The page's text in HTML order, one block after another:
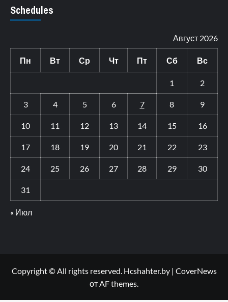
Schedules
Август 2026
Пн Вт Ср Чт Пт Сб Вс
1 2
3 4 5 6 7 8 9
10 11 12 13 14 15 16
17 18 19 20 21 22 23
24 25 26 27 28 29 30
31
« Июл
Copyright © All rights reserved. Hcshahter.by | CoverNews
от AF themes.